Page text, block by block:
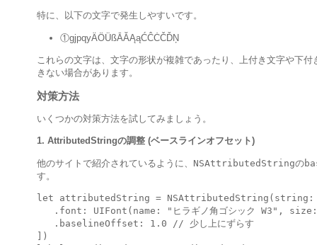
特に、以下の文字で発生しやすいです。
①gjpqyÄÖÜßĀĂĄąĆĈĊČĎŅ
これらの文字は、文字の形状が複雑であったり、上付き文字や下
きない場合があります。
対策方法
いくつかの対策方法を試してみましょう。
1. AttributedStringの調整 (ベースラインオフセット)
他のサイトで紹介されているように、 NSAttributedStringの
す。
let attributedString = NSAttributedString(string:
.font: UIFont(name: "ヒラギノ角ゴシック W3",
   .baselineOffset: 1.0 // 少し上にずらす
])